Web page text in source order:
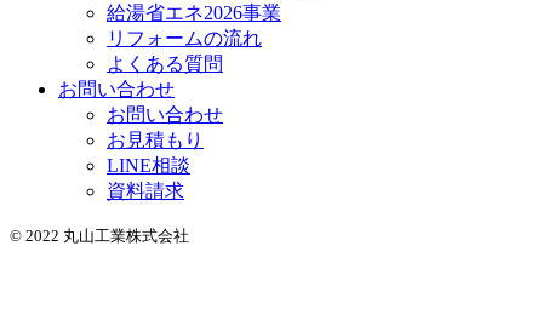
給湯省エネ2026事業
リフォームの流れ
よくある質問
お問い合わせ
お問い合わせ
お見積もり
LINE相談
資料請求
© 2022 丸山工業株式会社